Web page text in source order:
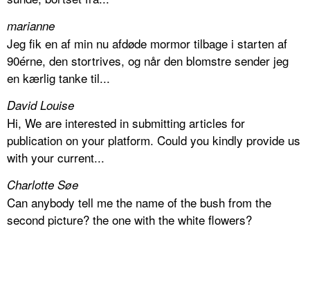
marianne
Jeg fik en af min nu afdøde mormor tilbage i starten af
90érne, den stortrives, og når den blomstre sender jeg
en kærlig tanke til...
David Louise
Hi, We are interested in submitting articles for
publication on your platform. Could you kindly provide us
with your current...
Charlotte Søe
Can anybody tell me the name of the bush from the
second picture? the one with the white flowers?